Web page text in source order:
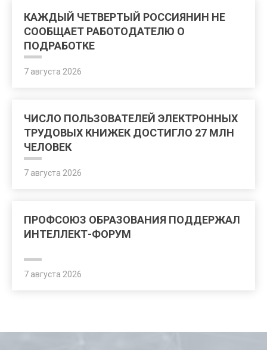
КАЖДЫЙ ЧЕТВЕРТЫЙ РОССИЯНИН НЕ
СООБЩАЕТ РАБОТОДАТЕЛЮ О
ПОДРАБОТКЕ
7 августа 2026
ЧИСЛО ПОЛЬЗОВАТЕЛЕЙ ЭЛЕКТРОННЫХ
ТРУДОВЫХ КНИЖЕК ДОСТИГЛО 27 МЛН
ЧЕЛОВЕК
7 августа 2026
ПРОФСОЮЗ ОБРАЗОВАНИЯ ПОДДЕРЖАЛ
ИНТЕЛЛЕКТ-ФОРУМ
7 августа 2026